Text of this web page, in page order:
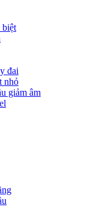
biệt
đai
nhỏ
giảm âm